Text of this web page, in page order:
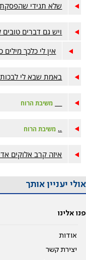
שלא תגידי
ויש גם דברים
אין לי כלכך
באמת שבא לי
משיבת הרוח
.. משיבת הרוח
איזה קרב אלוקים
אולי יעניין אותך
פנו אלינו
אודות
יצירת קשר